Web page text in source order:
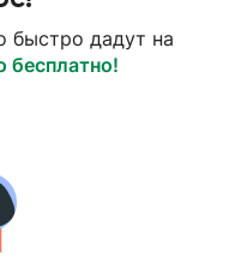
быстро дадут на
бесплатно!